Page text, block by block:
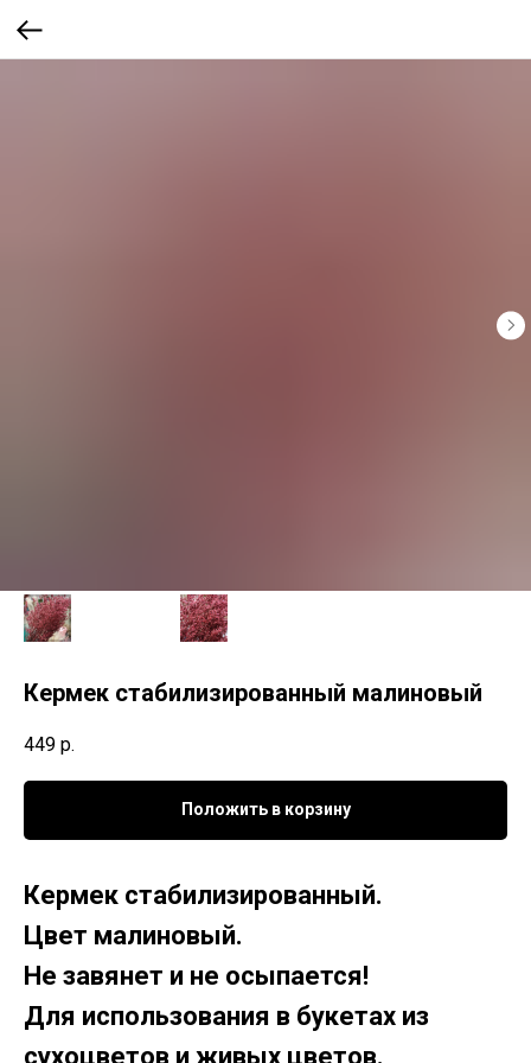
Кермек стабилизированный малиновый
449 р.
Положить в корзину
Кермек стабилизированный.
Цвет малиновый.
Не завянет и не осыпается!
Для использования в букетах из
сухоцветов и живых цветов.